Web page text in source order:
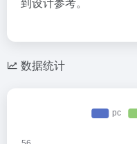
数据统计